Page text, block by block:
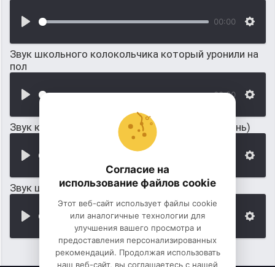
00:00
Звук школьного колокольчика который уронили на
пол
00:00
Звук колокольчика на выпускной (Дзынь-Дзынь)
Звук школьного звонка на урок
Согласие на
использование файлов cookie
Этот веб-сайт использует файлы cookie
или аналогичные технологии для
улучшения вашего просмотра и
предоставления персонализированных
рекомендаций. Продолжая использовать
наш веб-сайт, вы соглашаетесь с нашей